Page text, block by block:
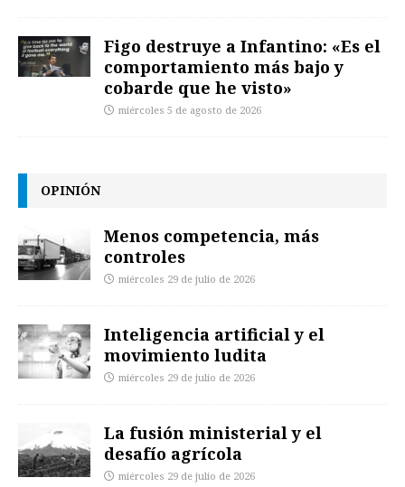
Figo destruye a Infantino: «Es el
comportamiento más bajo y
cobarde que he visto»
miércoles 5 de agosto de 2026
OPINIÓN
Menos competencia, más
controles
miércoles 29 de julio de 2026
Inteligencia artificial y el
movimiento ludita
miércoles 29 de julio de 2026
La fusión ministerial y el
desafío agrícola
miércoles 29 de julio de 2026